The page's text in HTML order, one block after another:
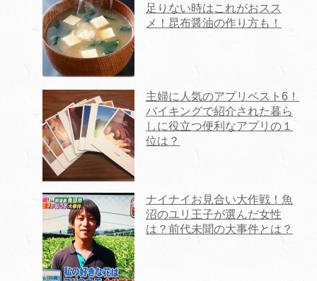
足りない時はこれがおスス
メ！昆布醤油の作り方も！
主婦に人気のアプリベスト6！
バイキングで紹介された暮ら
しに役立つ便利なアプリの１
位は？
ナイナイお見合い大作戦！魚
沼のユリ王子が選んだ女性
は？前代未聞の大事件とは？